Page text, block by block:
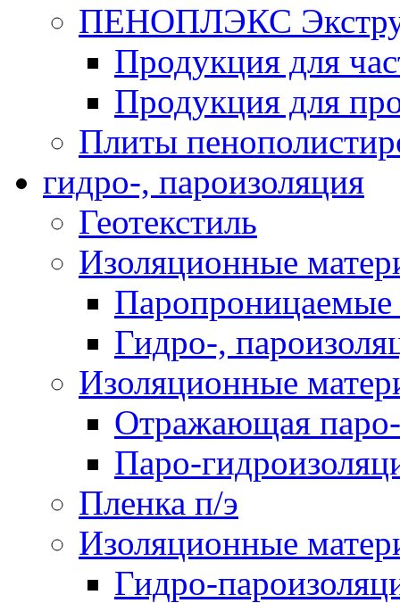
ПЕНОПЛЭКС
Продукция для
Продукция для
Плиты
гидро-, пароизоляция
Геотекстиль
Изоляционные
Гидро-,
Изоляционные
Отражающая
Паро-
Пленка п/э
Изоляционные
Гидро-